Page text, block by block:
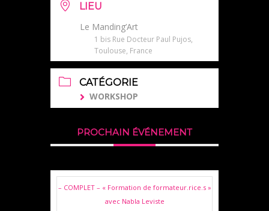
LIEU
Le Manding’Art
1 bis Rue Docteur Paul Pujos,
Toulouse, France
CATÉGORIE
WORKSHOP
PROCHAIN ÉVÉNEMENT
– COMPLET – « Formation de formateur.rice.s »
avec Nabla Leviste